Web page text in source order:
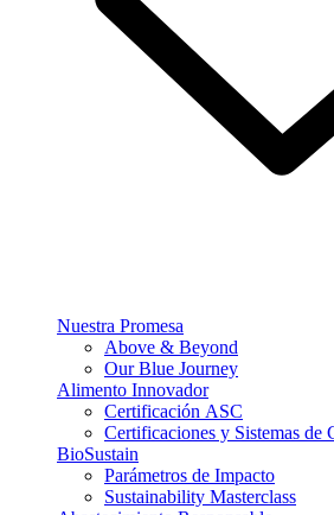
Nuestra Promesa
Above & Beyond
Our Blue Journey
Alimento Innovador
Certificación ASC
Certificaciones y Sistemas de
BioSustain
Parámetros de Impacto
Sustainability Masterclass